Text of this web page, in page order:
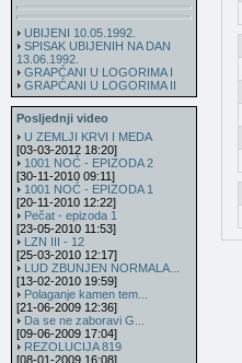
UBIJENI 10.05.1992.
SPISAK UBIJENIH NA DAN
13.06.1992.
GRAPĆANI U LOGORIMA I
GRAPĆANI U LOGORIMA II
Posljednji video
U ZEMLJI KRVI I MEDA
[03-03-2012 18:20]
1001 NOĆ - EPIZODA 2
[30-11-2010 09:11]
1001 NOĆ - EPIZODA 1
[20-11-2010 12:22]
Pečat - epizoda 1
[23-05-2010 11:53]
LZN III - 12
[25-03-2010 12:17]
LUD ZBUNJEN NORMALA...
[13-02-2010 19:59]
Polaganje kamen tem...
[21-06-2009 12:36]
Da se ne zaboravi G...
[09-06-2009 17:04]
REZOLUCIJA 819
[08-01-2009 16:08]